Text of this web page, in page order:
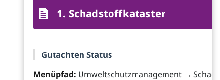
1. Schadstoffkataster
Gutachten Status
Menüpfad: Umweltschutzmanagement →